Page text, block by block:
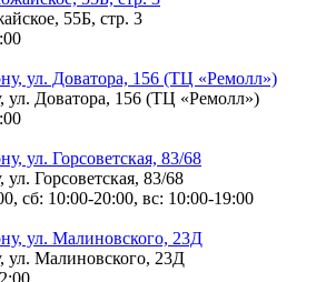
55Б, стр. 3
ул. Доватора, 156 (ТЦ «Ремолл»)
Горсоветская, 83/68
сб: 10:00-20:00, вс: 10:00-19:00
ул. Малиновского, 23Д